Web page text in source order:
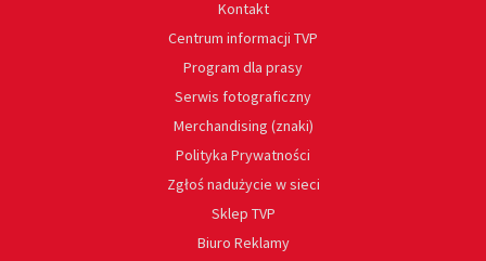
Kontakt
Centrum informacji TVP
Program dla prasy
Serwis fotograficzny
Merchandising (znaki)
Polityka Prywatności
Zgłoś nadużycie w sieci
Sklep TVP
Biuro Reklamy